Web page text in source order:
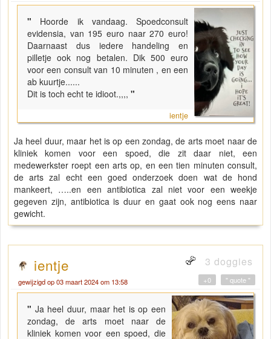
" Hoorde ik vandaag. Spoedconsult
evidensia, van 195 euro naar 270 euro!
Daarnaast dus iedere handeling en
pilletje ook nog betalen. Dik 500 euro
voor een consult van 10 minuten , en een
ab kuurtje......
Dit is toch echt te idioot.,,,, "
ientje
Ja heel duur, maar het is op een zondag, de arts moet naar de
kliniek komen voor een spoed, die zit daar niet, een
medewerkster roept een arts op, en een tien minuten consult,
de arts zal echt een goed onderzoek doen wat de hond
mankeert, …..en een antibiotica zal niet voor een weekje
gegeven zijn, antibiotica is duur en gaat ook nog eens naar
gewicht.
ientje 3 doggies
gewijzigd op 03 maart 2024 om 13:58 " quote "
+0
" Ja heel duur, maar het is op een
zondag, de arts moet naar de
kliniek komen voor een spoed, die